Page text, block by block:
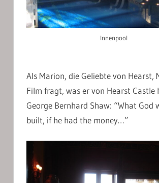
Innenpool
Als Marion, die Geliebte von Hearst,
Film fragt, was er von Hearst Castle
George Bernhard Shaw: “What God
built, if he had the money…”